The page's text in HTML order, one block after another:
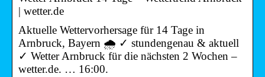
| wetter.de
Aktuelle Wettervorhersage für 14 Tage in
Arnbruck, Bayern 🌧️ ✓ stundengenau & aktuell
✓ Wetter Arnbruck für die nächsten 2 Wochen –
wetter.de. … 16:00.